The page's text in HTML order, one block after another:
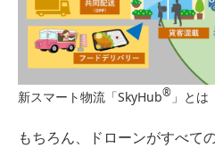
新スマート物流「SkyHub®︎ 」とは
もちろん、ドローンがすべて